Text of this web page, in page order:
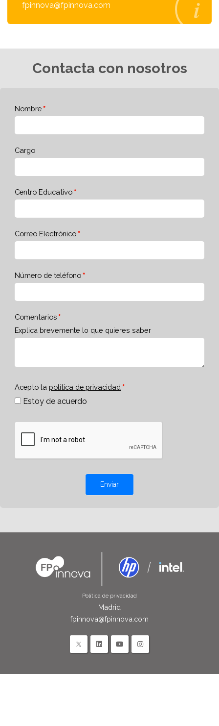
fpinnova@fpinnova.com
Contacta con nosotros
Nombre
Cargo
Centro Educativo
Correo Electrónico
Número de teléfono
Comentarios
Explica brevemente lo que quieres saber
Acepto la política de privacidad
Estoy de acuerdo
Enviar
Política de privacidad
Madrid
fpinnova@fpinnova.com